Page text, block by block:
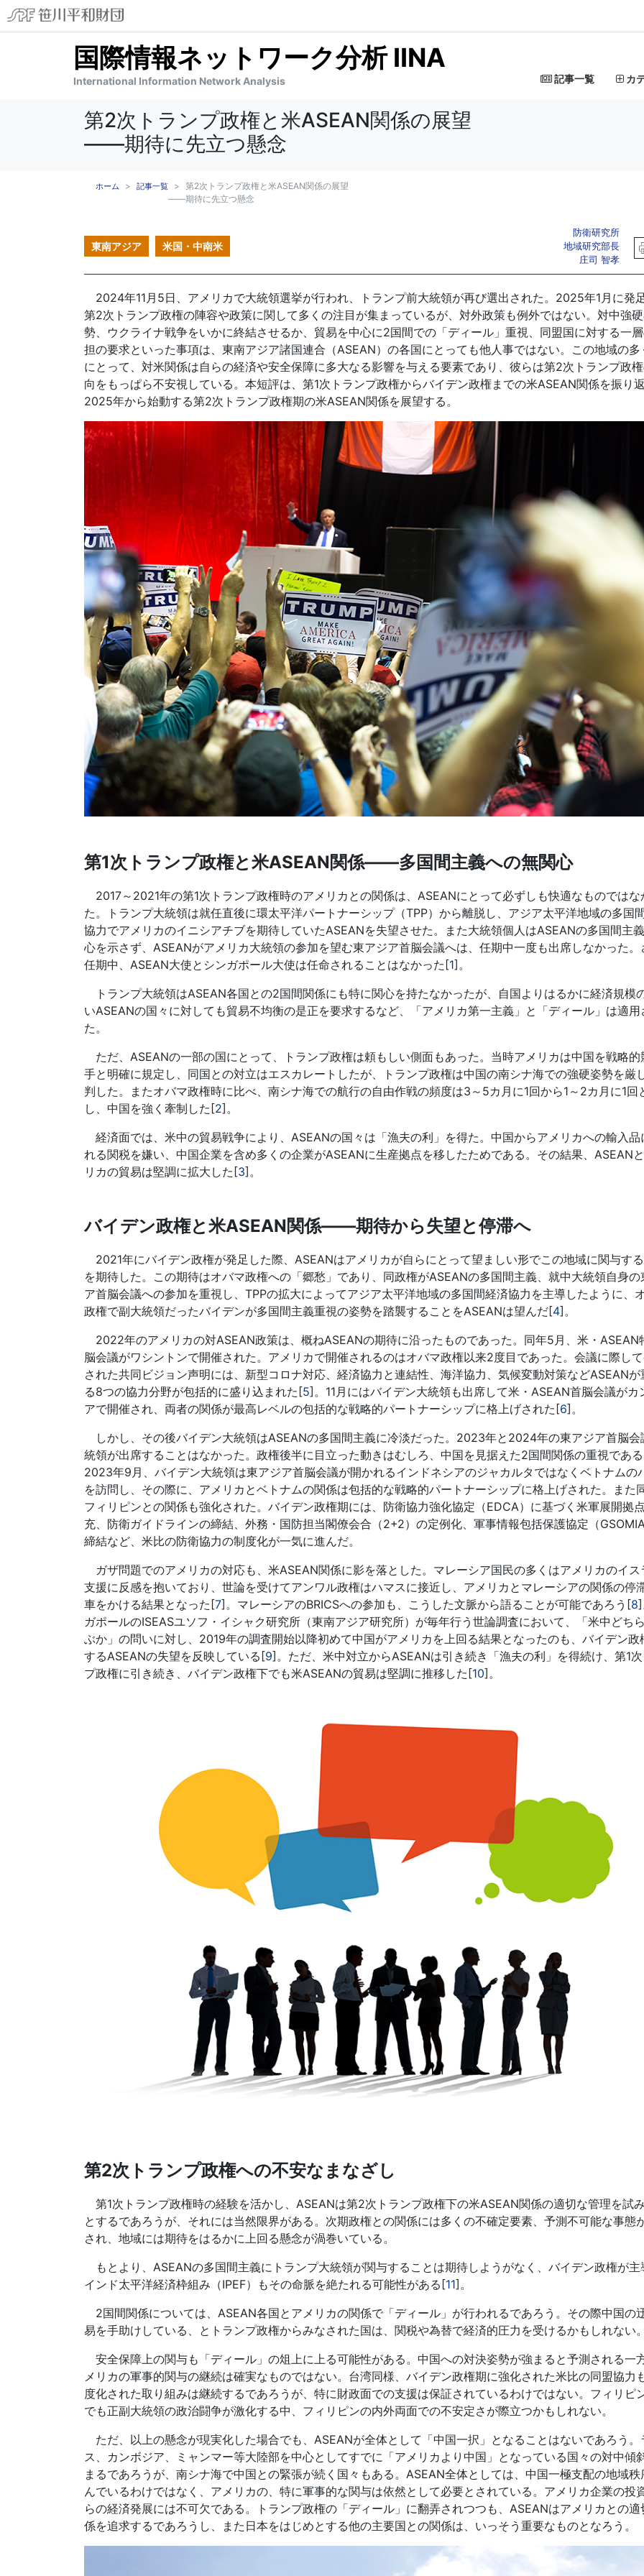
国際情報ネットワーク分析 IINA
International Information Network Analysis 記事一覧 カ
第2次トランプ政権と米ASEAN関係の展望
――期待に先立つ懸念
ホーム 記事一覧
第2次トランプ政権と米ASEAN関係の展望
――期待に先立つ懸念
東南アジア 米国・中南米
防衛研究所
地域研究部長
庄司 智孝
2024年11月5日、アメリカで大統領選挙が行われ、トランプ前大統領が再び選出された。2025年1月に発
第2次トランプ政権の陣容や政策に関して多くの注目が集まっているが、対外政策も例外ではない。対中強
勢、ウクライナ戦争をいかに終結させるか、貿易を中心に2国間での「ディール」重視、同盟国に対する一
担の要求といった事項は、東南アジア諸国連合（ASEAN）の各国にとっても他人事ではない。この地域の多
にとって、対米関係は自らの経済や安全保障に多大なる影響を与える要素であり、彼らは第2次トランプ政
向をもっぱら不安視している。本短評は、第1次トランプ政権からバイデン政権までの米ASEAN関係を振り返
2025年から始動する第2次トランプ政権期の米ASEAN関係を展望する。
第1次トランプ政権と米ASEAN関係――多国間主義への無関心
2017～2021年の第1次トランプ政権時のアメリカとの関係は、ASEANにとって必ずしも快適なものではな
た。トランプ大統領は就任直後に環太平洋パートナーシップ（TPP）から離脱し、アジア太平洋地域の多国
協力でアメリカのイニシアチブを期待していたASEANを失望させた。また大統領個人はASEANの多国間主
心を示さず、ASEANがアメリカ大統領の参加を望む東アジア首脳会議へは、任期中一度も出席しなかった。
任期中、ASEAN大使とシンガポール大使は任命されることはなかった[1]。
トランプ大統領はASEAN各国との2国間関係にも特に関心を持たなかったが、自国よりはるかに経済規模
いASEANの国々に対しても貿易不均衡の是正を要求するなど、「アメリカ第一主義」と「ディール」は適用
た。
ただ、ASEANの一部の国にとって、トランプ政権は頼もしい側面もあった。当時アメリカは中国を戦略的
手と明確に規定し、同国との対立はエスカレートしたが、トランプ政権は中国の南シナ海での強硬姿勢を厳
判した。またオバマ政権時に比べ、南シナ海での航行の自由作戦の頻度は3～5カ月に1回から1～2カ月に1回
し、中国を強く牽制した[2]。
経済面では、米中の貿易戦争により、ASEANの国々は「漁夫の利」を得た。中国からアメリカへの輸入品
れる関税を嫌い、中国企業を含め多くの企業がASEANに生産拠点を移したためである。その結果、ASEAN
リカの貿易は堅調に拡大した[3]。
バイデン政権と米ASEAN関係――期待から失望と停滞へ
2021年にバイデン政権が発足した際、ASEANはアメリカが自らにとって望ましい形でこの地域に関与す
を期待した。この期待はオバマ政権への「郷愁」であり、同政権がASEANの多国間主義、就中大統領自身の
ア首脳会議への参加を重視し、TPPの拡大によってアジア太平洋地域の多国間経済協力を主導したように、
政権で副大統領だったバイデンが多国間主義重視の姿勢を踏襲することをASEANは望んだ[4]。
2022年のアメリカの対ASEAN政策は、概ねASEANの期待に沿ったものであった。同年5月、米・ASEAN
脳会議がワシントンで開催された。アメリカで開催されるのはオバマ政権以来2度目であった。会議に際し
された共同ビジョン声明には、新型コロナ対応、経済協力と連結性、海洋協力、気候変動対策などASEANが
る8つの協力分野が包括的に盛り込まれた[5]。11月にはバイデン大統領も出席して米・ASEAN首脳会議がカ
アで開催され、両者の関係が最高レベルの包括的な戦略的パートナーシップに格上げされた[6]。
しかし、その後バイデン大統領はASEANの多国間主義に冷淡だった。2023年と2024年の東アジア首脳会
統領が出席することはなかった。政権後半に目立った動きはむしろ、中国を見据えた2国間関係の重視である
2023年9月、バイデン大統領は東アジア首脳会議が開かれるインドネシアのジャカルタではなくベトナムの
を訪問し、その際に、アメリカとベトナムの関係は包括的な戦略的パートナーシップに格上げされた。また
フィリピンとの関係も強化された。バイデン政権期には、防衛協力強化協定（EDCA）に基づく米軍展開拠
充、防衛ガイドラインの締結、外務・国防担当閣僚会合（2+2）の定例化、軍事情報包括保護協定（
締結など、米比の防衛協力の制度化が一気に進んだ。
ガザ問題でのアメリカの対応も、米ASEAN関係に影を落とした。マレーシア国民の多くはアメリカのイス
支援に反感を抱いており、世論を受けてアンワル政権はハマスに接近し、アメリカとマレーシアの関係の停
車をかける結果となった[7]。マレーシアのBRICSへの参加も、こうした文脈から語ることが可能であろう[8]
ガポールのISEASユソフ・イシャク研究所（東南アジア研究所）が毎年行う世論調査において、「米中どち
ぶか」の問いに対し、2019年の調査開始以降初めて中国がアメリカを上回る結果となったのも、バイデン政
するASEANの失望を反映している[9]。ただ、米中対立からASEANは引き続き「漁夫の利」を得続け、第1
プ政権に引き続き、バイデン政権下でも米ASEANの貿易は堅調に推移した[10]。
第2次トランプ政権への不安なまなざし
第1次トランプ政権時の経験を活かし、ASEANは第2次トランプ政権下の米ASEAN関係の適切な管理を試
とするであろうが、それには当然限界がある。次期政権との関係には多くの不確定要素、予測不可能な事態
され、地域には期待をはるかに上回る懸念が渦巻いている。
もとより、ASEANの多国間主義にトランプ大統領が関与することは期待しようがなく、バイデン政権が主
インド太平洋経済枠組み（IPEF）もその命脈を絶たれる可能性がある[11]。
2国間関係については、ASEAN各国とアメリカの関係で「ディール」が行われるであろう。その際中国の
易を手助けしている、とトランプ政権からみなされた国は、関税や為替で経済的圧力を受けるかもしれない。
安全保障上の関与も「ディール」の俎上に上る可能性がある。中国への対決姿勢が強まると予測される一
メリカの軍事的関与の継続は確実なものではない。台湾同様、バイデン政権期に強化された米比の同盟協力
度化された取り組みは継続するであろうが、特に財政面での支援は保証されているわけではない。フィリピ
でも正副大統領の政治闘争が激化する中、フィリピンの内外両面での不安定さが際立つかもしれない。
ただ、以上の懸念が現実化した場合でも、ASEANが全体として「中国一択」となることはないであろう。
ス、カンボジア、ミャンマー等大陸部を中心としてすでに「アメリカより中国」となっている国々の対中傾
まるであろうが、南シナ海で中国との緊張が続く国々もある。ASEAN全体としては、中国一極支配の地域秩
んでいるわけではなく、アメリカの、特に軍事的な関与は依然として必要とされている。アメリカ企業の投
らの経済発展には不可欠である。トランプ政権の「ディール」に翻弄されつつも、ASEANはアメリカとの適
係を追求するであろうし、また日本をはじめとする他の主要国との関係は、いっそう重要なものとなろう。